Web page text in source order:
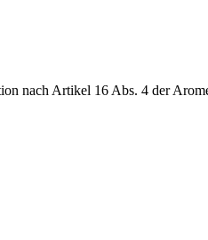
nach Artikel 16 Abs. 4 der